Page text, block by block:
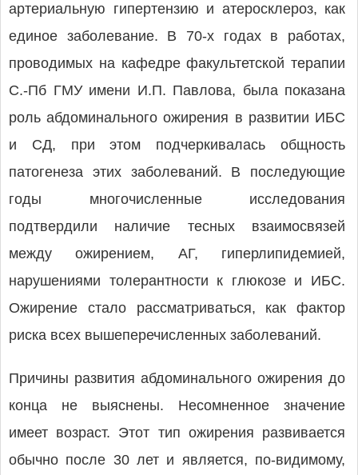
артериальную гипертензию и атеросклероз, как
единое заболевание. В 70-х годах в работах,
проводимых на кафедре факультетской терапии
С.-Пб ГМУ имени И.П. Павлова, была показана
роль абдоминального ожирения в развитии ИБС
и СД, при этом подчеркивалась общность
патогенеза этих заболеваний. В последующие
годы многочисленные исследования
подтвердили наличие тесных взаимосвязей
между ожирением, АГ, гиперлипидемией,
нарушениями толерантности к глюкозе и ИБС.
Ожирение стало рассматриваться, как фактор
риска всех вышеперечисленных заболеваний.
Причины развития абдоминального ожирения до
конца не выяснены. Несомненное значение
имеет возраст. Этот тип ожирения развивается
обычно после 30 лет и является, по-видимому,